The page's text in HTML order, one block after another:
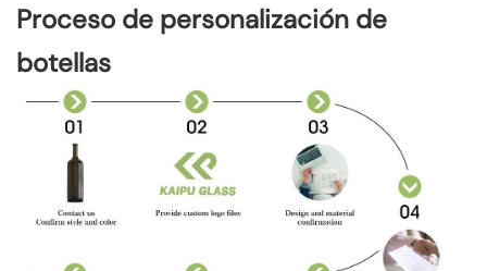
Proceso de personalización de
botellas